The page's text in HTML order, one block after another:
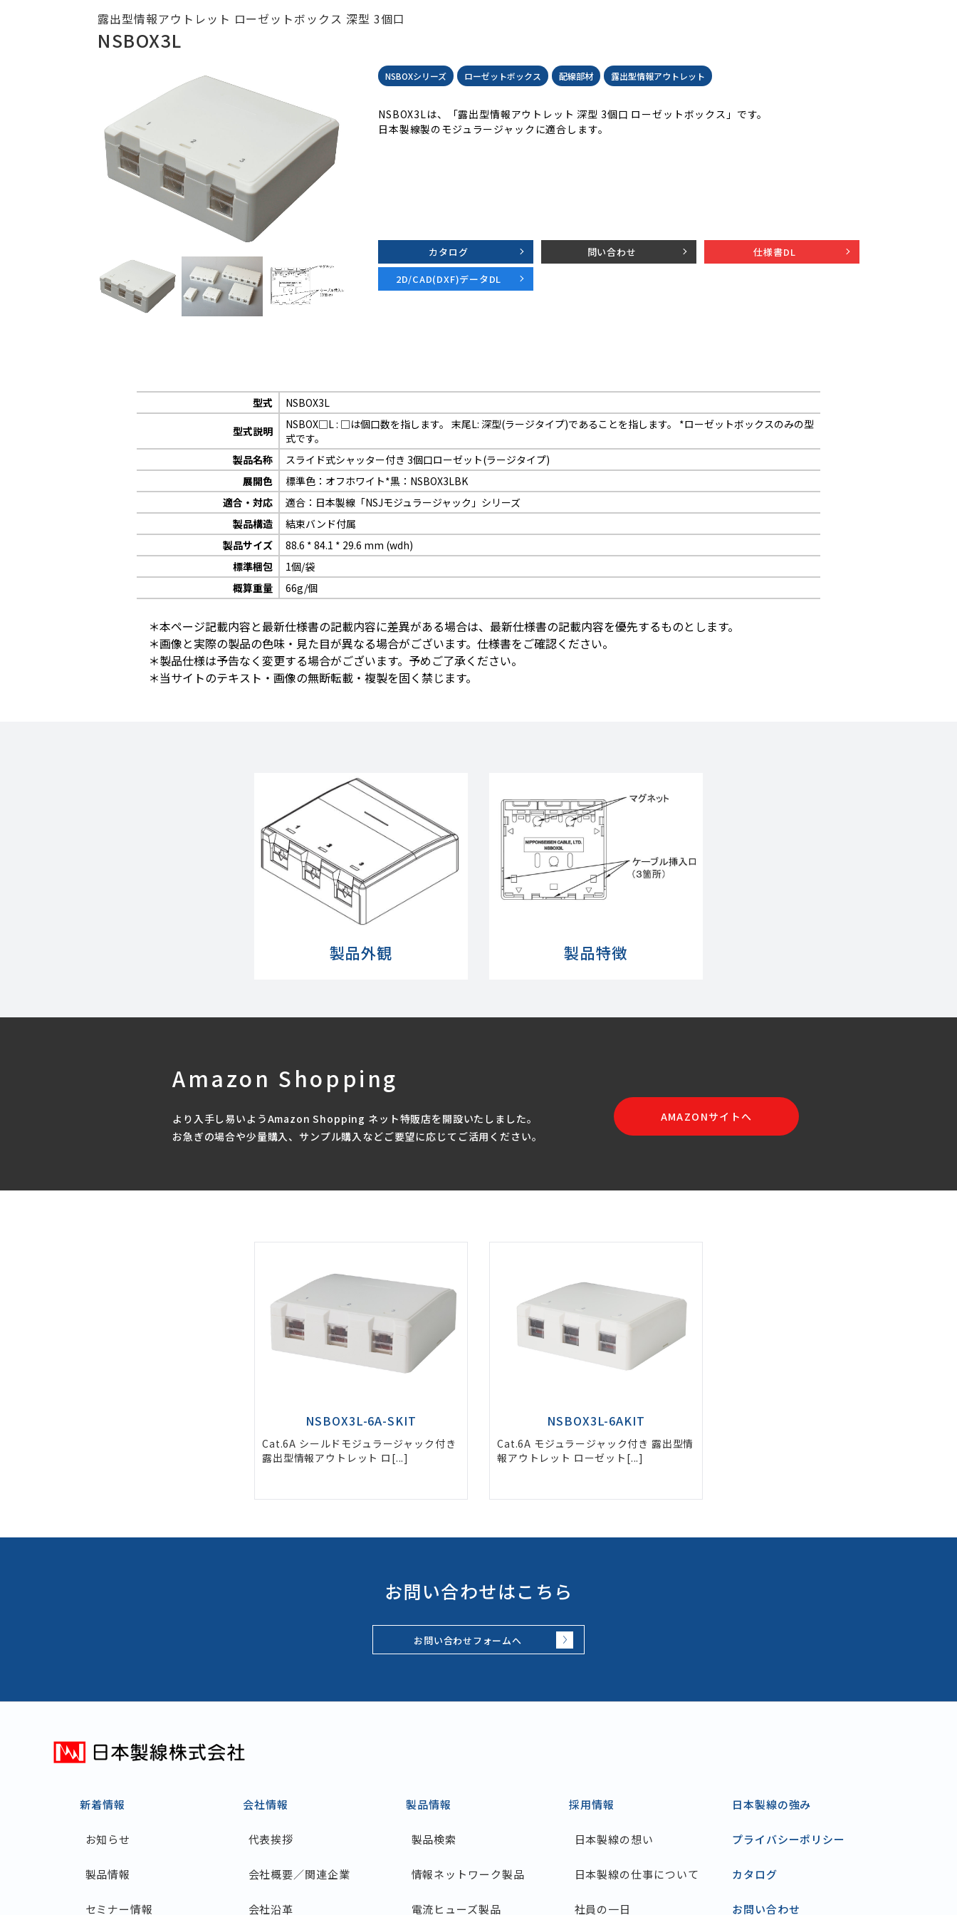
露出型情報アウトレット ローゼットボックス 深型 3個口
NSBOX3L
NSBOXシリーズ ローゼットボックス 配線部材 露出型情報アウトレット
NSBOX3Lは、「露出型情報アウトレット 深型 3個口 ローゼットボックス」です。
日本製線製のモジュラージャックに適合します。
カタログ 問い合わせ
仕様書DL
2D/CAD(DXF)データDL
型式
NSBOX3L
型式説明
NSBOX□L : □は個口数を指します。 末尾L: 深型(ラージタイプ)であることを指します。 *ローゼットボックスのみの型
式です。
製品名称
スライド式シャッター付き 3個口ローゼット(ラージタイプ)
展開色
標準色：オフホワイト*黒：NSBOX3LBK
適合・対応
適合：日本製線「NSJモジュラージャック」シリーズ
製品構造
結束バンド付属
製品サイズ
88.6 * 84.1 * 29.6 mm (wdh)
標準梱包
1個/袋
概算重量
66g/個
＊本ページ記載内容と最新仕様書の記載内容に差異がある場合は、最新仕様書の記載内容を優先するものとします。
＊画像と実際の製品の色味・見た目が異なる場合がございます。仕様書をご確認ください。
＊製品仕様は予告なく変更する場合がございます。予めご了承ください。
＊当サイトのテキスト・画像の無断転載・複製を固く禁じます。
製品外観 製品特徴
Amazon Shopping
より入手し易いようAmazon Shopping ネット特販店を開設いたしました。
お急ぎの場合や少量購入、サンプル購入などご要望に応じてご活用ください。
AMAZONサイトへ
NSBOX3L-6A-SKIT
Cat.6A シールドモジュラージャック付き
露出型情報アウトレット ロ[...]
NSBOX3L-6AKIT
Cat.6A モジュラージャック付き 露出型情
報アウトレット ローゼット[...]
お問い合わせはこちら
お問い合わせフォームへ
新着情報
お知らせ
製品情報
セミナー情報
会社情報
代表挨拶
会社概要／関連企業
会社沿革
製品情報
製品検索
情報ネットワーク製品
電流ヒューズ製品
採用情報
日本製線の想い
日本製線の仕事について
社員の一日
日本製線の強み
プライバシーポリシー
カタログ
お問い合わせ